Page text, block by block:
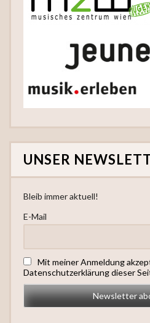
UNSER
Bleib immer aktuell!
E-Mail
Mit meiner Anmeldung
Datenschutzerklärung dieser